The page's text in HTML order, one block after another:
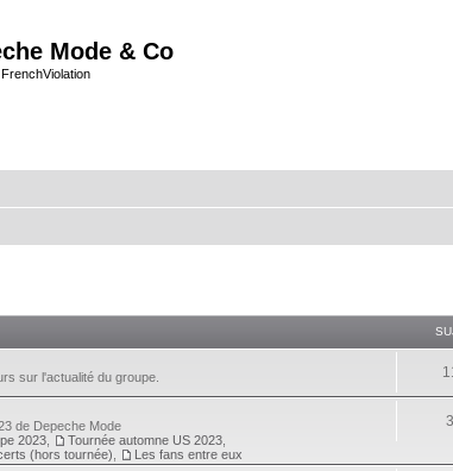
Mode & Co
sur l'actualité du groupe.
de Depeche Mode
2023 Tournée automne US 2023
(hors tournée) Les fans entre eux